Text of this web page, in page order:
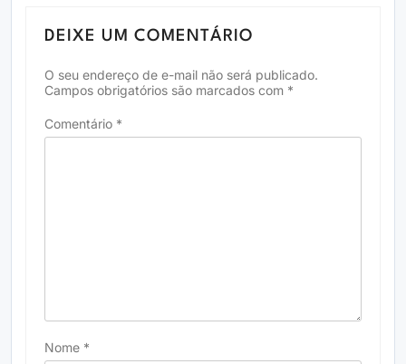
DEIXE UM COMENTÁRIO
O seu endereço de e-mail não será publicado.
Campos obrigatórios são marcados com *
Comentário *
Nome *